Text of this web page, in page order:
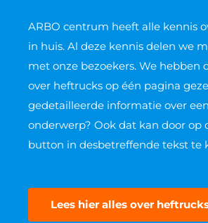
ARBO centrum heeft alle kennis
in huis. Al deze kennis delen we
met onze bezoekers. We hebben
over heftrucks op één pagina
gedetailleerde informatie over
onderwerp? Ook dat kan door op
button in desbetreffende tekst te
Lees hier alles over